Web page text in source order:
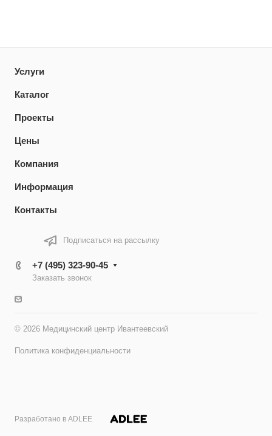
Услуги
Каталог
Проекты
Цены
Компания
Информация
Контакты
Подписаться на рассылку
+7 (495) 323-90-45
Заказать звонок
© 2026 Медицинский центр Ивантеевский
Политика конфиденциальности
Разработано в ADLEE